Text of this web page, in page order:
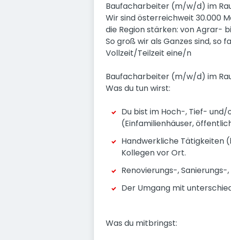
Baufacharbeiter (m/w/d) im
Wir sind österreichweit 30.000
die Region stärken: von Agrar-
So groß wir als Ganzes sind, so
Vollzeit/Teilzeit eine/n
Baufacharbeiter (m/w/d) im
Was du tun wirst:
Du bist im Hoch-, Tief-
(Einfamilienhäuser,
Handwerkliche Tätigkeiten
Kollegen vor Ort.
Renovierungs-,
Der Umgang mit
Was du mitbringst: